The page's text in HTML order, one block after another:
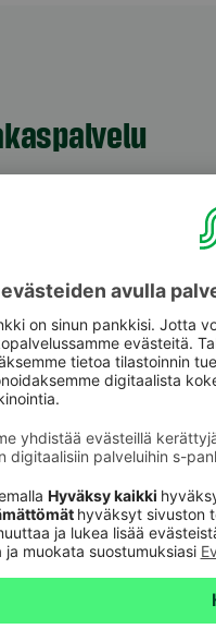
24h
6820(pvm/mpm)
sulkupalvelu 24h